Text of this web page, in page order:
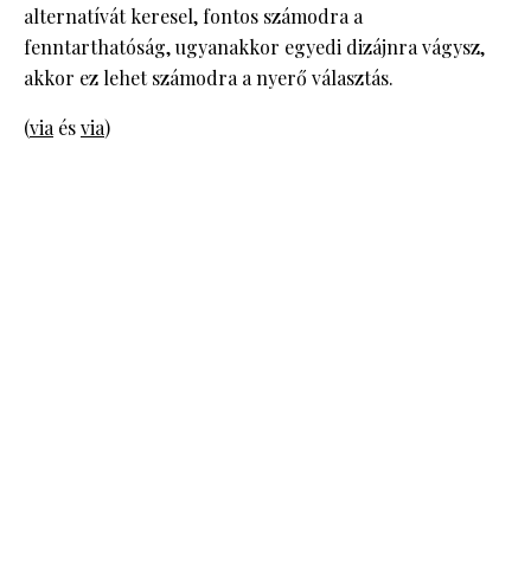
alternatívát keresel, fontos számodra a
fenntarthatóság, ugyanakkor egyedi dizájnra vágysz,
akkor ez lehet számodra a nyerő választás.
(viaésvia)